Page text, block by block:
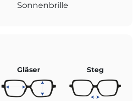
Sonnenbrille
Gläser Steg